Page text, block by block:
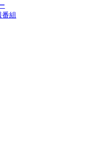
組